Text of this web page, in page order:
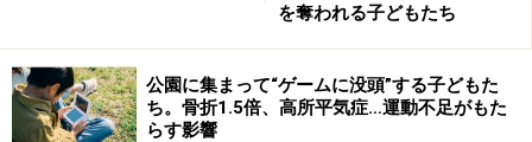
を奪われる子どもたち
公園に集まって“ゲームに没頭”する子どもた
ち。骨折1.5倍、高所平気症…運動不足がもた
らす影響